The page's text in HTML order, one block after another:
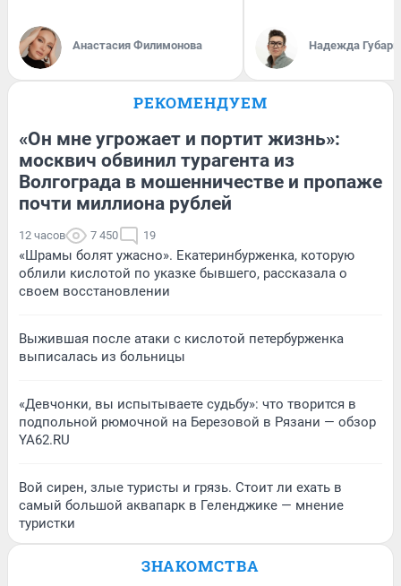
Анастасия Филимонова Надежда Губарь
РЕКОМЕНДУЕМ
«Он мне угрожает и портит жизнь»:
москвич обвинил турагента из
Волгограда в мошенничестве и пропаже
почти миллиона рублей
12 часов 7 450 19
«Шрамы болят ужасно». Екатеринбурженка, которую
облили кислотой по указке бывшего, рассказала о
своем восстановлении
Выжившая после атаки с кислотой петербурженка
выписалась из больницы
«Девчонки, вы испытываете судьбу»: что творится в
подпольной рюмочной на Березовой в Рязани — обзор
YA62.RU
Вой сирен, злые туристы и грязь. Стоит ли ехать в
самый большой аквапарк в Геленджике — мнение
туристки
ЗНАКОМСТВА